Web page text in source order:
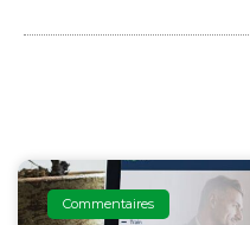
Commentaires